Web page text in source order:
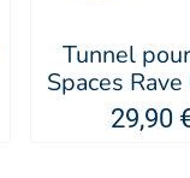
Tunnel
Spaces
29,90